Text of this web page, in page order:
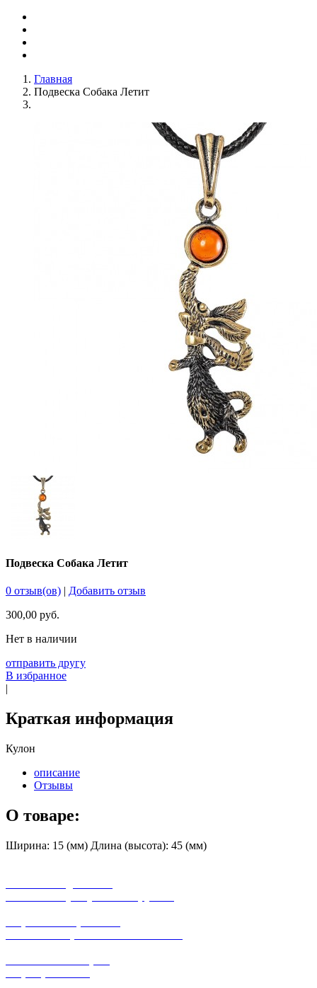
Главная
Подвеска Собака Летит
Подвеска Собака Летит
0 отзыв(ов) | Добавить отзыв
300,00 руб.
Нет в наличии
отправить другу
В избранное
|
Краткая информация
Кулон
описание
Отзывы
О товаре:
Ширина: 15 (мм) Длина (высота): 45 (мм)